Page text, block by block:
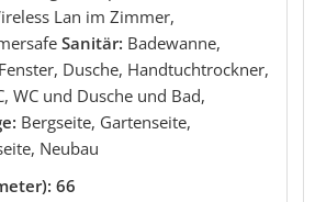
Lan im Zimmer,
Sanitär: Badewanne,
Dusche, Handtuchtrockner,
WC und Dusche und Bad,
Bergseite, Gartenseite,
Neubau
66